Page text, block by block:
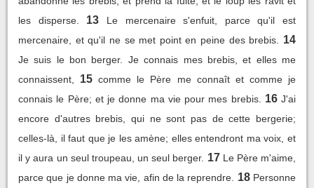
les disperse.
13
Le mercenaire s'enfuit, parce qu'il est
mercenaire, et qu'il ne se met point en peine des brebis.
14
Je suis le bon berger. Je connais mes brebis, et elles me
connaissent,
15 comme le Père me connaît et comme je
connais le Père; et je donne ma vie pour mes brebis.
16 J'ai
encore d'autres brebis, qui ne sont pas de cette bergerie;
celles-là, il faut que je les amène; elles entendront ma voix, et
il y aura un seul troupeau, un seul berger. 17 Le Père m'aime,
parce que je donne ma vie, afin de la reprendre.
18 Personne